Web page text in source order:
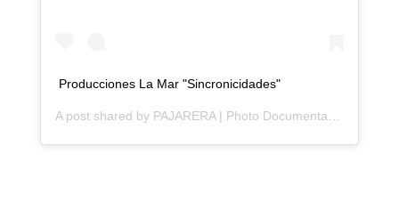
Producciones La Mar "Sincronicidades"
A post shared by PAJARERA | Photo Documentary